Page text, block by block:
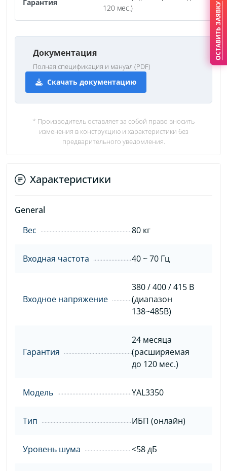
Гарантия
120 мес.)
Документация
Полная спецификация и мануал (PDF)
Скачать документацию
* Производитель оставляет за собой право вносить
изменения в конструкцию и характеристики без
предварительного уведомления.
Характеристики
General
Вес
80 кг
Входная частота 40 ~ 70 Гц
Входное напряжение
380 / 400 / 415 В
(диапазон
138~485В)
Гарантия
24 месяца
(расширяемая
до 120 мес.)
Модель YAL3350
Тип ИБП (онлайн)
Уровень шума <58 дБ
ОСТАВИТЬ ЗАЯВКУ